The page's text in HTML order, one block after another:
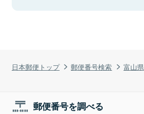
日本郵便トップ 郵便番号検索 富山県
郵便番号を調べる